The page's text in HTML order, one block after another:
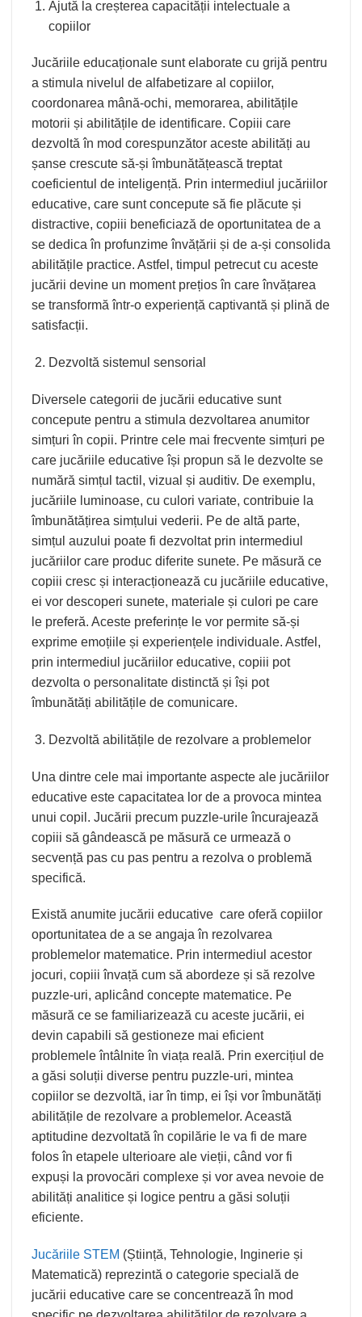
Ajută la creșterea capacității intelectuale a
copiilor
Jucăriile educaționale sunt elaborate cu grijă pentru
a stimula nivelul de alfabetizare al copiilor,
coordonarea mână-ochi, memorarea, abilitățile
motorii și abilitățile de identificare. Copiii care
dezvoltă în mod corespunzător aceste abilități au
șanse crescute să-și îmbunătățească treptat
coeficientul de inteligență. Prin intermediul jucăriilor
educative, care sunt concepute să fie plăcute și
distractive, copiii beneficiază de oportunitatea de a
se dedica în profunzime învățării și de a-și consolida
abilitățile practice. Astfel, timpul petrecut cu aceste
jucării devine un moment prețios în care învățarea
se transformă într-o experiență captivantă și plină de
satisfacții.
Dezvoltă sistemul sensorial
Diversele categorii de jucării educative sunt
concepute pentru a stimula dezvoltarea anumitor
simțuri în copii. Printre cele mai frecvente simțuri pe
care jucăriile educative își propun să le dezvolte se
numără simțul tactil, vizual și auditiv. De exemplu,
jucăriile luminoase, cu culori variate, contribuie la
îmbunătățirea simțului vederii. Pe de altă parte,
simțul auzului poate fi dezvoltat prin intermediul
jucăriilor care produc diferite sunete. Pe măsură ce
copiii cresc și interacționează cu jucăriile educative,
ei vor descoperi sunete, materiale și culori pe care
le preferă. Aceste preferințe le vor permite să-și
exprime emoțiile și experiențele individuale. Astfel,
prin intermediul jucăriilor educative, copiii pot
dezvolta o personalitate distinctă și își pot
îmbunătăți abilitățile de comunicare.
Dezvoltă abilitățile de rezolvare a problemelor
Una dintre cele mai importante aspecte ale jucăriilor
educative este capacitatea lor de a provoca mintea
unui copil. Jucării precum puzzle-urile încurajează
copiii să gândească pe măsură ce urmează o
secvență pas cu pas pentru a rezolva o problemă
specifică.
Există anumite jucării educative care oferă copiilor
oportunitatea de a se angaja în rezolvarea
problemelor matematice. Prin intermediul acestor
jocuri, copiii învață cum să abordeze și să rezolve
puzzle-uri, aplicând concepte matematice. Pe
măsură ce se familiarizează cu aceste jucării, ei
devin capabili să gestioneze mai eficient
problemele întâlnite în viața reală. Prin exercițiul de
a găsi soluții diverse pentru puzzle-uri, mintea
copiilor se dezvoltă, iar în timp, ei își vor îmbunătăți
abilitățile de rezolvare a problemelor. Această
aptitudine dezvoltată în copilărie le va fi de mare
folos în etapele ulterioare ale vieții, când vor fi
expuși la provocări complexe și vor avea nevoie de
abilități analitice și logice pentru a găsi soluții
eficiente.
Jucăriile STEM (Știință, Tehnologie, Inginerie și
Matematică) reprezintă o categorie specială de
jucării educative care se concentrează în mod